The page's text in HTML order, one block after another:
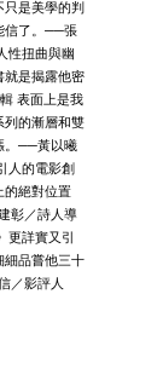
只是美學的判
信了。──張
性扭曲與幽
就是揭露他密
表面上是我
列的漸層和雙
。──黃以曦
人的電影創
絕對位置
彰／詩人導
更詳實又引
品嘗他三十
／影評人